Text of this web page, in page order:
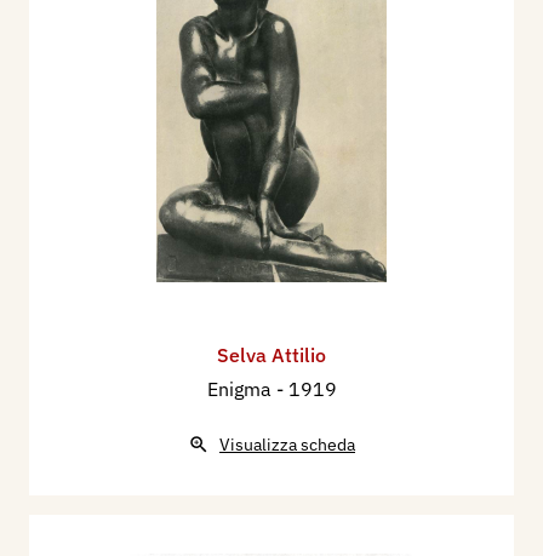
Selva Attilio
Enigma - 1919
Visualizza scheda